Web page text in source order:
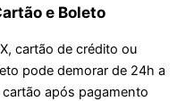
e Boleto
cartão de crédito ou
pode demorar de 24h a
após pagamento